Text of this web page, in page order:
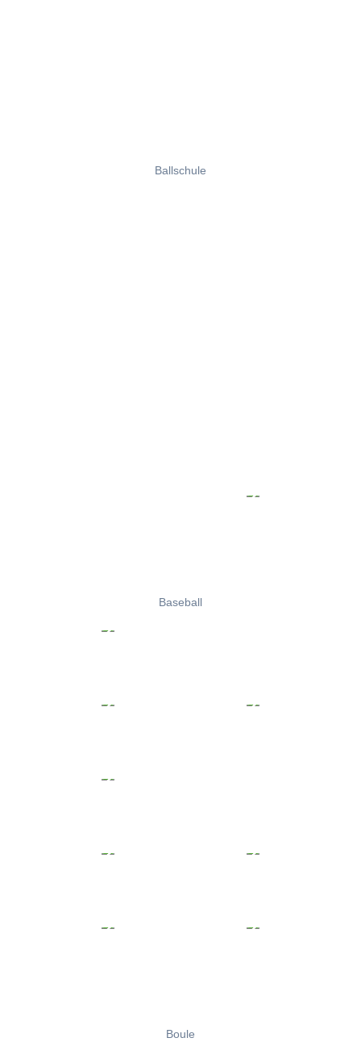
Ballschule
Baseball
Boule